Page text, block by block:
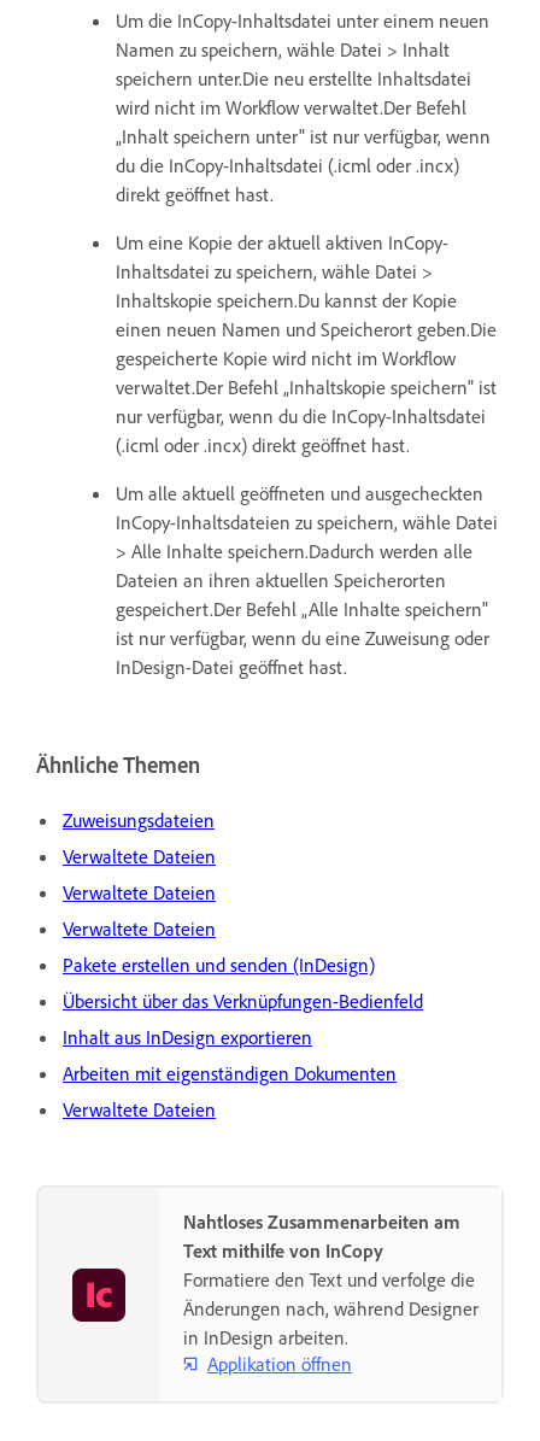
Um die InCopy-Inhaltsdatei unter einem neuen
Namen zu speichern, wähle Datei > Inhalt
speichern unter.Die neu erstellte Inhaltsdatei
wird nicht im Workflow verwaltet.Der Befehl
„Inhalt speichern unter" ist nur verfügbar, wenn
du die InCopy-Inhaltsdatei (.icml oder .incx)
direkt geöffnet hast.
Um eine Kopie der aktuell aktiven InCopy-
Inhaltsdatei zu speichern, wähle Datei >
Inhaltskopie speichern.Du kannst der Kopie
einen neuen Namen und Speicherort geben.Die
gespeicherte Kopie wird nicht im Workflow
verwaltet.Der Befehl „Inhaltskopie speichern" ist
nur verfügbar, wenn du die InCopy-Inhaltsdatei
(.icml oder .incx) direkt geöffnet hast.
Um alle aktuell geöffneten und ausgecheckten
InCopy-Inhaltsdateien zu speichern, wähle Datei
> Alle Inhalte speichern.Dadurch werden alle
Dateien an ihren aktuellen Speicherorten
gespeichert.Der Befehl „Alle Inhalte speichern"
ist nur verfügbar, wenn du eine Zuweisung oder
InDesign-Datei geöffnet hast.
Ähnliche Themen
Zuweisungsdateien
Verwaltete Dateien
Verwaltete Dateien
Verwaltete Dateien
Pakete erstellen und senden (InDesign)
Übersicht über das Verknüpfungen-Bedienfeld
Inhalt aus InDesign exportieren
Arbeiten mit eigenständigen Dokumenten
Verwaltete Dateien
Nahtloses Zusammenarbeiten am
Text mithilfe von InCopy
Formatiere den Text und verfolge die
Änderungen nach, während Designer
in InDesign arbeiten.
Applikation öffnen